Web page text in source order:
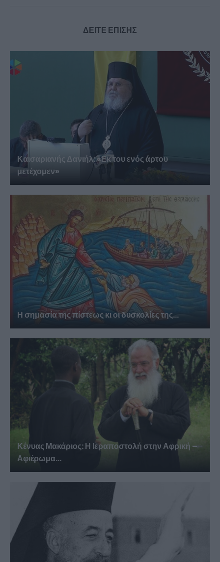
ΔΕΙΤΕ ΕΠΙΣΗΣ
Καισαριανής Δανιήλ: «Εκ του ενός άρτου
μετέχομεν»
Η σημασία της πίστεως κι οι δυσκολίες της...
Κένυας Μακάριος: Η Ιεραποστολή στην Αφρική –
Αφιέρωμα...